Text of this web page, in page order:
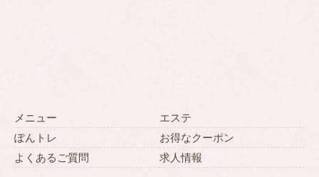
メニュー
エステ
ぽんトレ
お得なクーポン
よくあるご質問
求人情報